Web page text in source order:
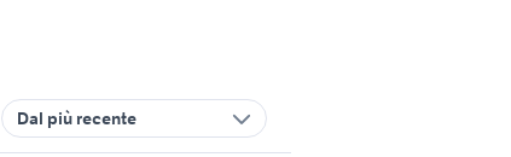
Dal più recente